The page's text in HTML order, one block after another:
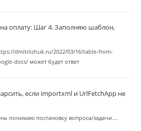
оплату: Шаг 4. Заполняю шаблон,
dmitriizhuk.ru/2022/03/16/table-from-
docs/ может будет ответ
если importxml и UrlFetchApp не
понимаю постановку вопроса/задачи....